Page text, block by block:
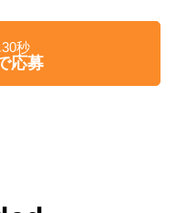
員登用、資格支援交通
求人、初心者歓迎、学
時間勤務の方も歓迎、フ
修あり、新設・オープニ
秒
応募